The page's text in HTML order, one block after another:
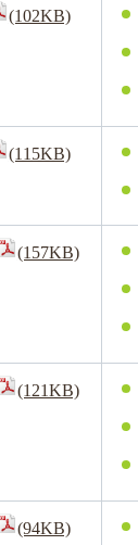
(102KB)
(115KB)
(157KB)
(121KB)
(94KB)